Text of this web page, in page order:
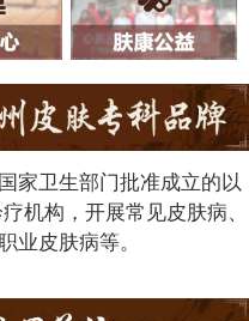
家卫生部门批准成立的以
机构，开展常见皮肤病、
业皮肤病等。